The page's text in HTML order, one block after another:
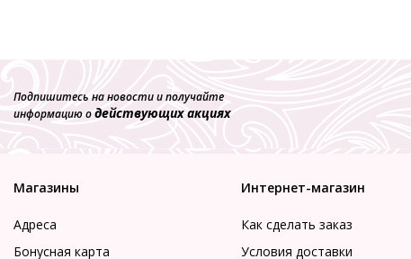
Подпишитесь на новости и получайте
информацию одействующих акциях
Магазины
Адреса
Бонусная карта
Интернет-магазин
Как сделать заказ
Условия доставки